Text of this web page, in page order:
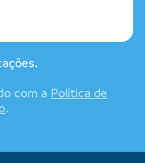
com a Política de
.